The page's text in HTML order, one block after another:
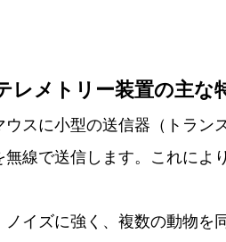
レメトリー装置の主な
ウスに小型の送信器（トラン
無線で送信します。これによ
ノイズに強く、複数の動物